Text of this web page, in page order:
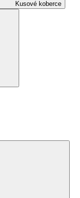
Kusové koberce